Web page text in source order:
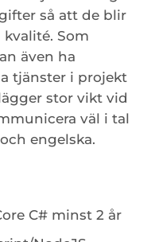
så att de blir
Som
även ha
tjänster i projekt
stor vikt vid
väl i tal
engelska.
C# minst 2 år